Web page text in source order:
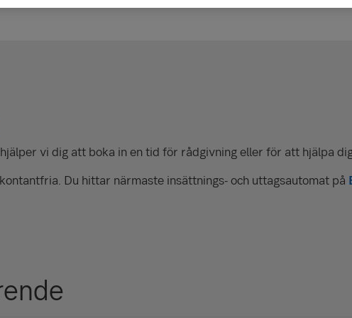
vi dig att boka in en tid för rådgivning eller för att hjälpa
Du hittar närmaste insättnings- och uttagsautomat på